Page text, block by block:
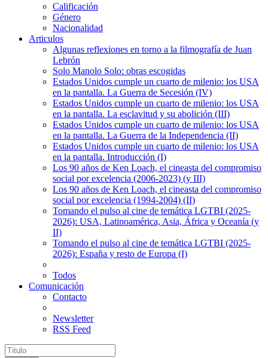
Calificación
Género
Nacionalidad
Articulos
Algunas reflexiones en torno a la filmografía de Juan
Lebrón
Solo Manolo Solo: obras escogidas
Estados Unidos cumple un cuarto de milenio: los USA
en la pantalla. La Guerra de Secesión (IV)
Estados Unidos cumple un cuarto de milenio: los USA
en la pantalla. La esclavitud y su abolición (III)
Estados Unidos cumple un cuarto de milenio: los USA
en la pantalla. La Guerra de la Independencia (II)
Estados Unidos cumple un cuarto de milenio: los USA
en la pantalla. Introducción (I)
Los 90 años de Ken Loach, el cineasta del compromiso
social por excelencia (2006-2023) (y III)
Los 90 años de Ken Loach, el cineasta del compromiso
social por excelencia (1994-2004) (II)
Tomando el pulso al cine de temática LGTBI (2025-
2026): USA, Latinoamérica, Asia, África y Oceanía (y
II)
Tomando el pulso al cine de temática LGTBI (2025-
2026): España y resto de Europa (I)
Todos
Comunicación
Contacto
Newsletter
RSS Feed